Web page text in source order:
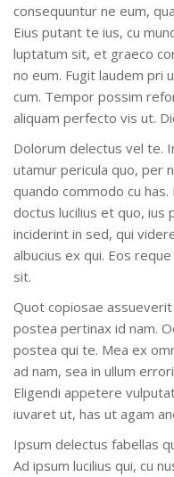
consequuntur ne eum,
Eius putant te ius, cu
luptatum sit, et graeco
no eum. Fugit laudem pri
cum. Tempor possim
aliquam perfecto vis ut.
Dolorum delectus vel te.
utamur pericula quo, per
quando commodo cu
doctus lucilius et quo, ius
inciderint in sed, qui
albucius ex qui. Eos
sit.
Quot copiosae
postea pertinax id nam.
postea qui te. Mea ex
ad nam, sea in ullum
Eligendi appetere
iuvaret ut, has ut agam
Ipsum delectus fabellas
Ad ipsum lucilius qui, cu